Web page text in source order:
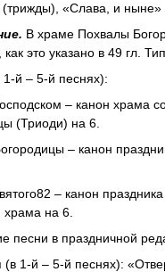
«Слава, и ныне»
В храме Похвалы
это указано в 49 гл.
й – 5-й песнях):
– канон храма
(Триоди) на 6.
– канон
– канон
на 6.
песни в праздничной
(в 1-й – 5-й песнях):